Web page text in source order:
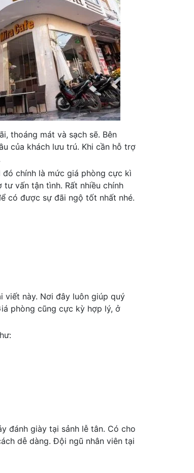
thoáng mát và sạch sẽ. Bên
của khách lưu trú. Khi cần hỗ trợ
chính là mức giá phòng cực kì
vấn tận tình. Rất nhiều chính
có được sự đãi ngộ tốt nhất nhé.
viết này. Nơi đây luôn giúp quý
phòng cũng cực kỳ hợp lý, ở
đánh giày tại sảnh lễ tân. Có cho
dễ dàng. Đội ngũ nhân viên tại